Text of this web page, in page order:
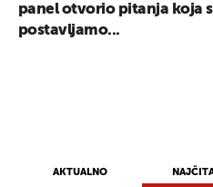
AKTUALNO
panel otvorio pitanja koja
postavljamo...